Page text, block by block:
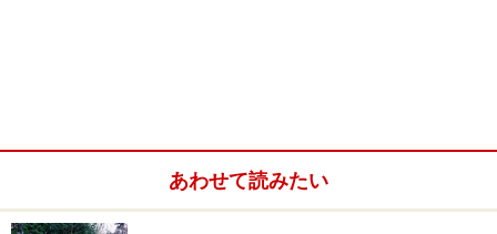
岩国に来たら食べたい岩国寿司
錦帯橋へのアクセス
あわせて読みたい